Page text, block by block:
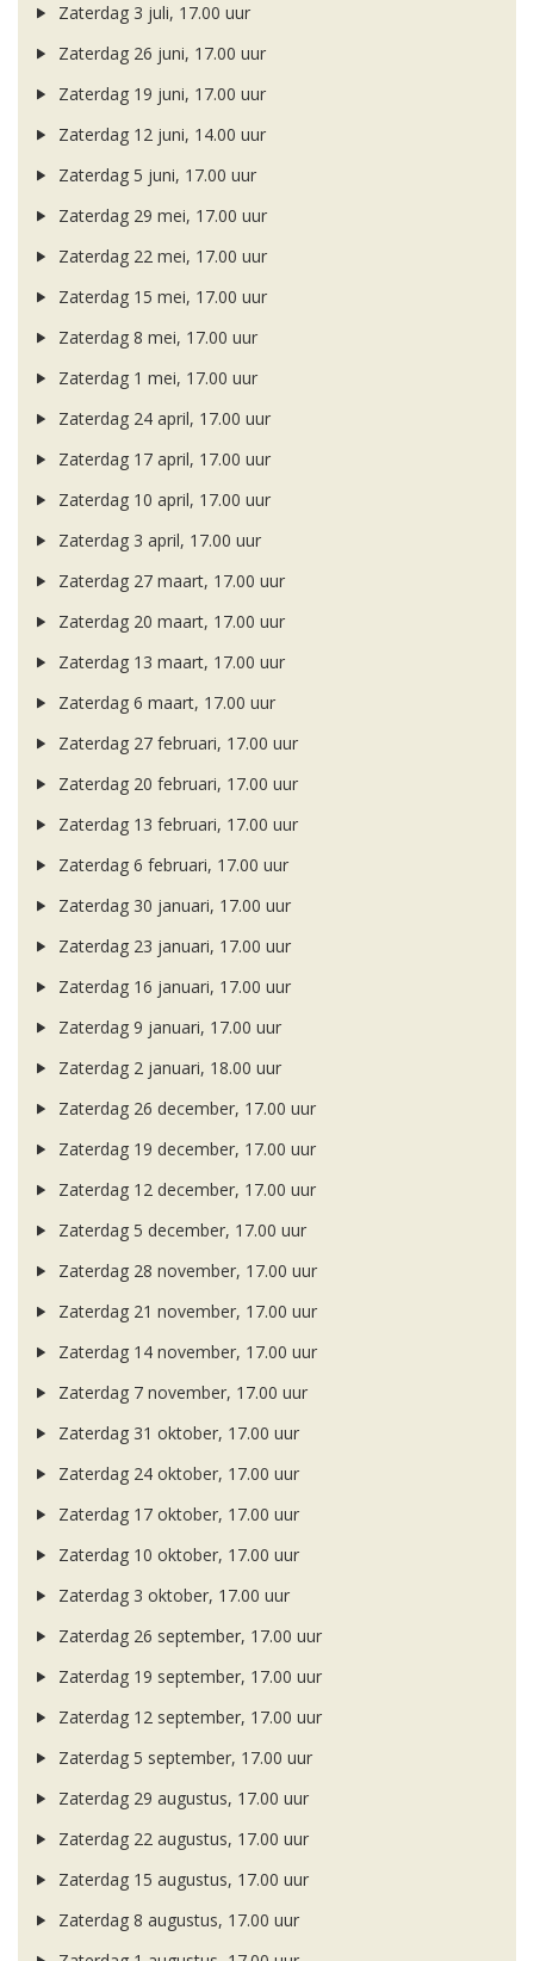
Zaterdag 3 juli, 17.00 uur
Zaterdag 26 juni, 17.00 uur
Zaterdag 19 juni, 17.00 uur
Zaterdag 12 juni, 14.00 uur
Zaterdag 5 juni, 17.00 uur
Zaterdag 29 mei, 17.00 uur
Zaterdag 22 mei, 17.00 uur
Zaterdag 15 mei, 17.00 uur
Zaterdag 8 mei, 17.00 uur
Zaterdag 1 mei, 17.00 uur
Zaterdag 24 april, 17.00 uur
Zaterdag 17 april, 17.00 uur
Zaterdag 10 april, 17.00 uur
Zaterdag 3 april, 17.00 uur
Zaterdag 27 maart, 17.00 uur
Zaterdag 20 maart, 17.00 uur
Zaterdag 13 maart, 17.00 uur
Zaterdag 6 maart, 17.00 uur
Zaterdag 27 februari, 17.00 uur
Zaterdag 20 februari, 17.00 uur
Zaterdag 13 februari, 17.00 uur
Zaterdag 6 februari, 17.00 uur
Zaterdag 30 januari, 17.00 uur
Zaterdag 23 januari, 17.00 uur
Zaterdag 16 januari, 17.00 uur
Zaterdag 9 januari, 17.00 uur
Zaterdag 2 januari, 18.00 uur
Zaterdag 26 december, 17.00 uur
Zaterdag 19 december, 17.00 uur
Zaterdag 12 december, 17.00 uur
Zaterdag 5 december, 17.00 uur
Zaterdag 28 november, 17.00 uur
Zaterdag 21 november, 17.00 uur
Zaterdag 14 november, 17.00 uur
Zaterdag 7 november, 17.00 uur
Zaterdag 31 oktober, 17.00 uur
Zaterdag 24 oktober, 17.00 uur
Zaterdag 17 oktober, 17.00 uur
Zaterdag 10 oktober, 17.00 uur
Zaterdag 3 oktober, 17.00 uur
Zaterdag 26 september, 17.00 uur
Zaterdag 19 september, 17.00 uur
Zaterdag 12 september, 17.00 uur
Zaterdag 5 september, 17.00 uur
Zaterdag 29 augustus, 17.00 uur
Zaterdag 22 augustus, 17.00 uur
Zaterdag 15 augustus, 17.00 uur
Zaterdag 8 augustus, 17.00 uur